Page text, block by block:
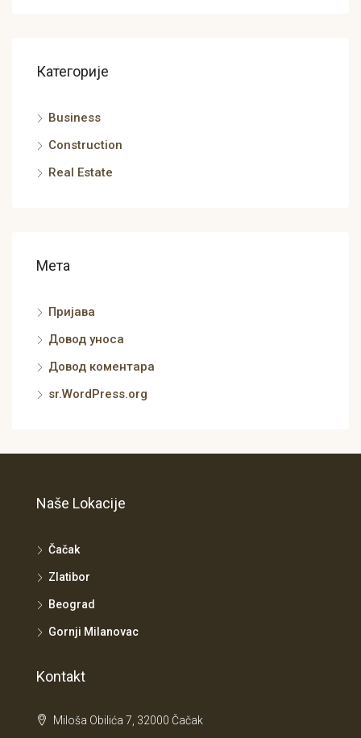
Категорије
Business
Construction
Real Estate
Мета
Пријава
Довод уноса
Довод коментара
sr.WordPress.org
Naše Lokacije
Čačak
Zlatibor
Beograd
Gornji Milanovac
Kontakt
Miloša Obilića 7, 32000 Čačak